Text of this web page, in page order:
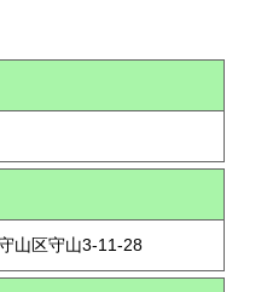
山区守山3-11-28